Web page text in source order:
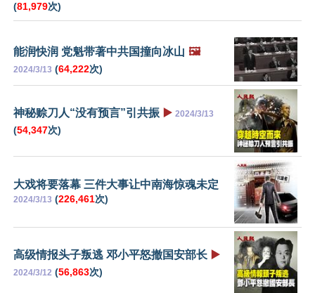
(81,979次)
能润快润 党魁带著中共国撞向冰山 🖼️
2024/3/13 (64,222次)
神秘赊刀人“没有预言”引共振 ▶️ 2024/3/13
(54,347次)
大戏将要落幕 三件大事让中南海惊魂未定
2024/3/13 (226,461次)
高级情报头子叛逃 邓小平怒撤国安部长 ▶️
2024/3/12 (56,863次)